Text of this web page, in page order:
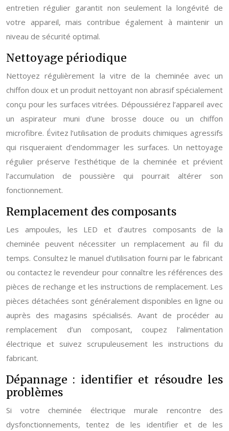
entretien régulier garantit non seulement la longévité de
votre appareil, mais contribue également à maintenir un
niveau de sécurité optimal.
Nettoyage périodique
Nettoyez régulièrement la vitre de la cheminée avec un
chiffon doux et un produit nettoyant non abrasif spécialement
conçu pour les surfaces vitrées. Dépoussiérez l’appareil avec
un aspirateur muni d’une brosse douce ou un chiffon
microfibre. Évitez l’utilisation de produits chimiques agressifs
qui risqueraient d’endommager les surfaces. Un nettoyage
régulier préserve l’esthétique de la cheminée et prévient
l’accumulation de poussière qui pourrait altérer son
fonctionnement.
Remplacement des composants
Les ampoules, les LED et d’autres composants de la
cheminée peuvent nécessiter un remplacement au fil du
temps. Consultez le manuel d’utilisation fourni par le fabricant
ou contactez le revendeur pour connaître les références des
pièces de rechange et les instructions de remplacement. Les
pièces détachées sont généralement disponibles en ligne ou
auprès des magasins spécialisés. Avant de procéder au
remplacement d’un composant, coupez l’alimentation
électrique et suivez scrupuleusement les instructions du
fabricant.
Dépannage : identifier et résoudre les
problèmes
Si votre cheminée électrique murale rencontre des
dysfonctionnements, tentez de les identifier et de les